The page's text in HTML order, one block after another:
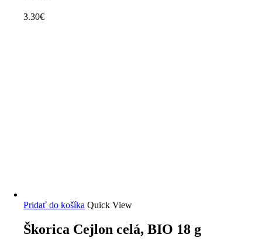
3.30€
Pridať do košíka Quick View
Škorica Cejlon celá, BIO 18 g